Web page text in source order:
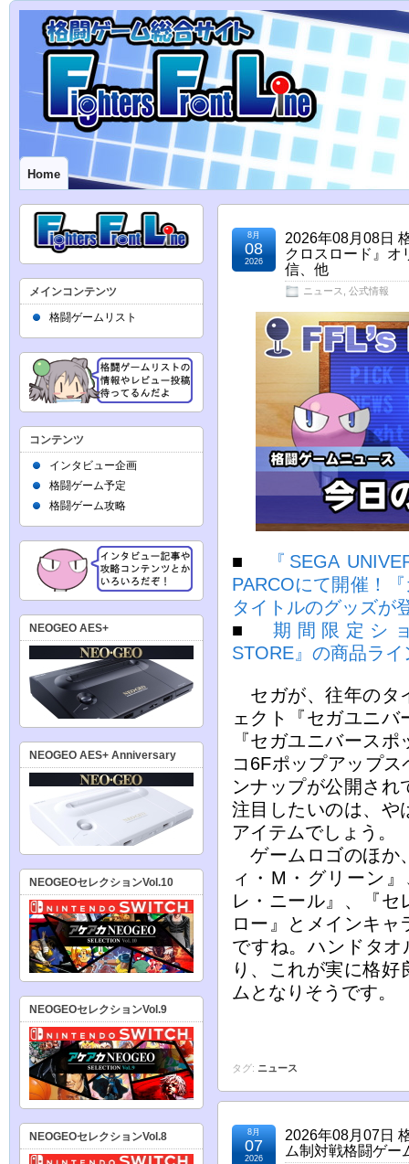
Home
2026年08月08日
クロスロード』オ
信、他
ニュース 公式情報
8月
08
2026
■
『SEGA
PARCOにて開催！
タイトルのグッズが
■期間限定ショ
STORE』の商品ラ
セガが、往年のタ
ェクト『セガユニ
『セガユニバース
コ6Fポップアップ
ンナップが公開され
注目したいのは、や
アイテムでしょう。
ゲームロゴのほか
ィ・M・グリーン
レ・ニール』、『
ロー』とメインキ
ですね。ハンドタ
り、これが実に格
ムとなりそうです。
タグ: ニュース
2026年08月07日
ム制対戦格闘ゲー
8月
07
2026
メインコンテンツ
格闘ゲームリスト
コンテンツ
インタビュー企画
格闘ゲーム予定
格闘ゲーム攻略
NEOGEO AES+
NEOGEO AES+ Anniversary
NEOGEOセレクションVol.10
NEOGEOセレクションVol.9
NEOGEOセレクションVol.8